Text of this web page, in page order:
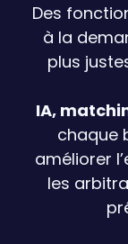
Des
à la
plus
IA,
chaque
améliorer
les